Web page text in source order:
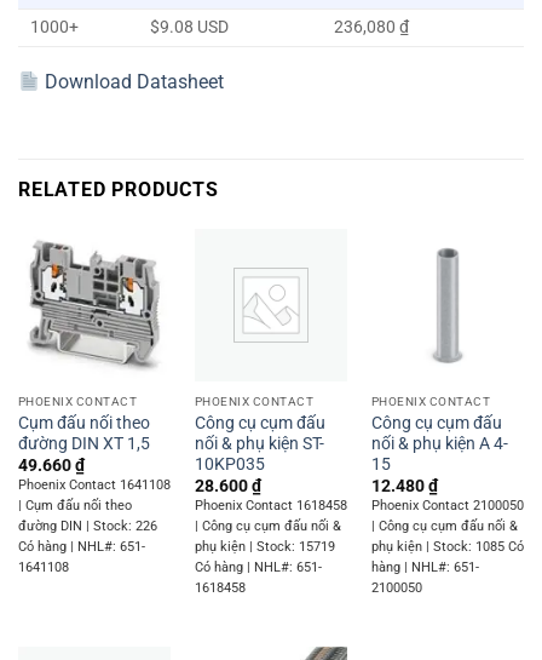
1000+
$9.08 USD 236,080 ₫
Download Datasheet
RELATED PRODUCTS
PHOENIX CONTACT
Cụm đấu nối theo
đường DIN XT 1,5
49.660₫
Phoenix Contact 1641108
| Cụm đấu nối theo
đường DIN | Stock: 226
Có hàng | NHL#: 651-
1641108
PHOENIX CONTACT
Công cụ cụm đấu
nối & phụ kiện ST-
10KP035
28.600₫
Phoenix Contact 1618458
| Công cụ cụm đấu nối &
phụ kiện | Stock: 15719
Có hàng | NHL#: 651-
1618458
PHOENIX CONTACT
Công cụ cụm đấu
nối & phụ kiện A 4-
15
12.480₫
Phoenix Contact 2100050
| Công cụ cụm đấu nối &
phụ kiện | Stock: 1085 Có
hàng | NHL#: 651-
2100050